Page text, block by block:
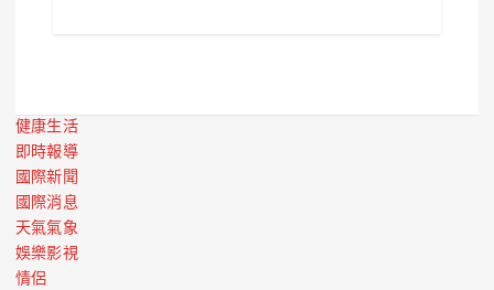
健康生活
即時報導
國際新聞
國際消息
天氣氣象
娛樂影視
情侶